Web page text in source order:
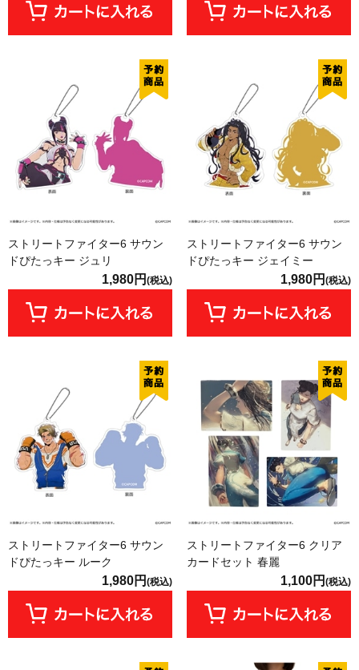
ストリートファイター6 サウン
ドぴたっキー ジュリ
1,980円 (税込)
ストリートファイター6 サウン
ドぴたっキー ジェイミー
1,980円 (税込)
ストリートファイター6 サウン
ドぴたっキー ルーク
1,980円 (税込)
ストリートファイター6 クリア
カードセット 春麗
1,100円 (税込)